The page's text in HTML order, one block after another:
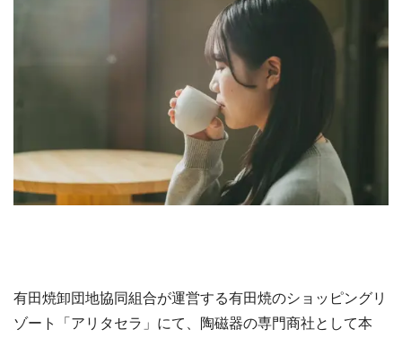
有田焼卸団地協同組合が運営する有田焼のショッピングリ
ゾート「アリタセラ」にて、陶磁器の専門商社として本